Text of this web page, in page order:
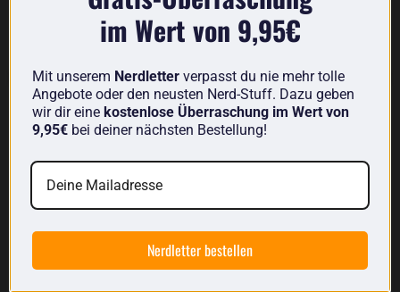
Was mich bewegt T-Shirt
€43,31
Hase oder Ente
im Wert von 9,95€
Mit unserem Nerdletter verpasst du nie mehr tolle
Angebote oder den neusten Nerd-Stuff. Dazu geben
wir dir eine kostenlose Überraschung im Wert von
9,95€ bei deiner nächsten Bestellung!
Nerdletter bestellen